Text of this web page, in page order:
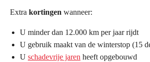
Extra kortingen wanneer:
U minder dan 12.000 km per jaar rijdt
U gebruik maakt van de winterstop (15
U schadevrije jaren heeft opgebouwd